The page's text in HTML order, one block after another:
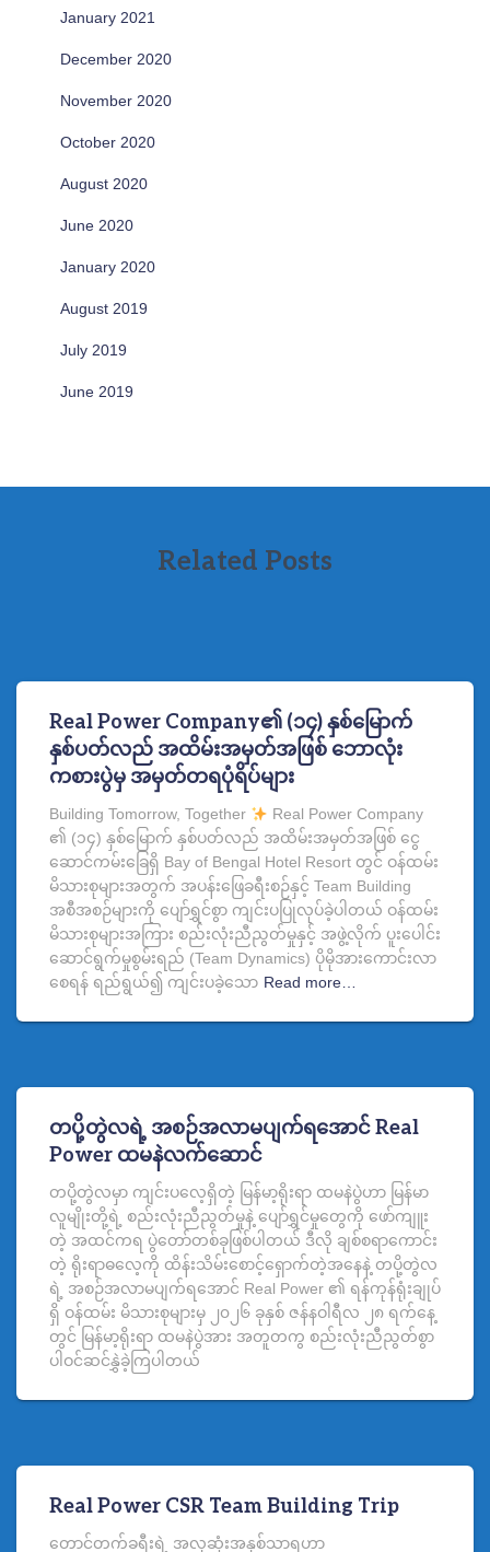
January 2021
December 2020
November 2020
October 2020
August 2020
June 2020
January 2020
August 2019
July 2019
June 2019
Related Posts
Real Power Company၏ (၁၄) နှစ်မြောက်
နှစ်ပတ်လည် အထိမ်းအမှတ်အဖြစ် ဘောလုံး
ကစားပွဲမှ အမှတ်တရပုံရိပ်များ
Building Tomorrow, Together
Real Power Company
၏ (၁၄) နှစ်မြောက် နှစ်ပတ်လည် အထိမ်းအမှတ်အဖြစ် ငွေ
ဆောင်ကမ်းခြေရှိ Bay of Bengal Hotel Resort တွင် ဝန်ထမ်း
မိသားစုများအတွက် အပန်းဖြေခရီးစဉ်နှင့် Team Building
အစီအစဉ်များကို ပျော်ရွှင်စွာ ကျင်းပပြုလုပ်ခဲ့ပါတယ် ဝန်ထမ်း
မိသားစုများအကြား စည်းလုံးညီညွတ်မှုနှင့် အဖွဲ့လိုက် ပူးပေါင်း
ဆောင်ရွက်မှုစွမ်းရည် (Team Dynamics) ပိုမိုအားကောင်းလာ
စေရန် ရည်ရွယ်၍ ကျင်းပခဲ့သော Read more…
တပို့တွဲလရဲ့ အစဉ်အလာမပျက်ရအောင် Real
Power ထမနဲလက်ဆောင်
တပို့တွဲလမှာ ကျင်းပလေ့ရှိတဲ့ မြန်မာ့ရိုးရာ ထမနဲပွဲဟာ မြန်မာ
လူမျိုးတို့ရဲ့ စည်းလုံးညီညွတ်မှုနဲ့ ပျော်ရွှင်မှုတွေကို ဖော်ကျူး
တဲ့ အထင်ကရ ပွဲ‌တော်တစ်ခုဖြစ်ပါတယ် ဒီလို ချစ်စရာကောင်း
တဲ့ ရိုးရာဓလေ့ကို ထိန်းသိမ်းစောင့်ရှောက်တဲ့အနေနဲ့ တပို့တွဲလ
ရဲ့ အစဉ်အလာမပျက်ရအောင် Real Power ၏ ရန်ကုန်ရုံးချုပ်
ရှိ ဝန်ထမ်း မိသားစုများမှ ၂၀၂၆ ခုနှစ် ဇန်နဝါရီလ ၂၈ ရက်နေ့
တွင် မြန်မာ့ရိုးရာ ထမနဲပွဲအား အတူတကွ စည်းလုံးညီညွတ်စွာ
ပါဝင်ဆင်နွှဲခဲ့ကြပါတယ်
Real Power CSR Team Building Trip
တောင်တက်ခရီးရဲ့ အလှဆုံးအနှစ်သာရဟာ